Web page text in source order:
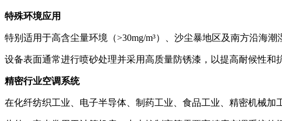
特殊环境应用
特别适用于高含尘量环境（>30mg/m³）、沙尘暴地区及南方沿海潮
设备表面通常进行喷砂处理并采用高质量防锈漆，以提高耐候性和
精密行业空调系统
在化纤纺织工业、电子半导体、制药工业、食品工业、精密机械